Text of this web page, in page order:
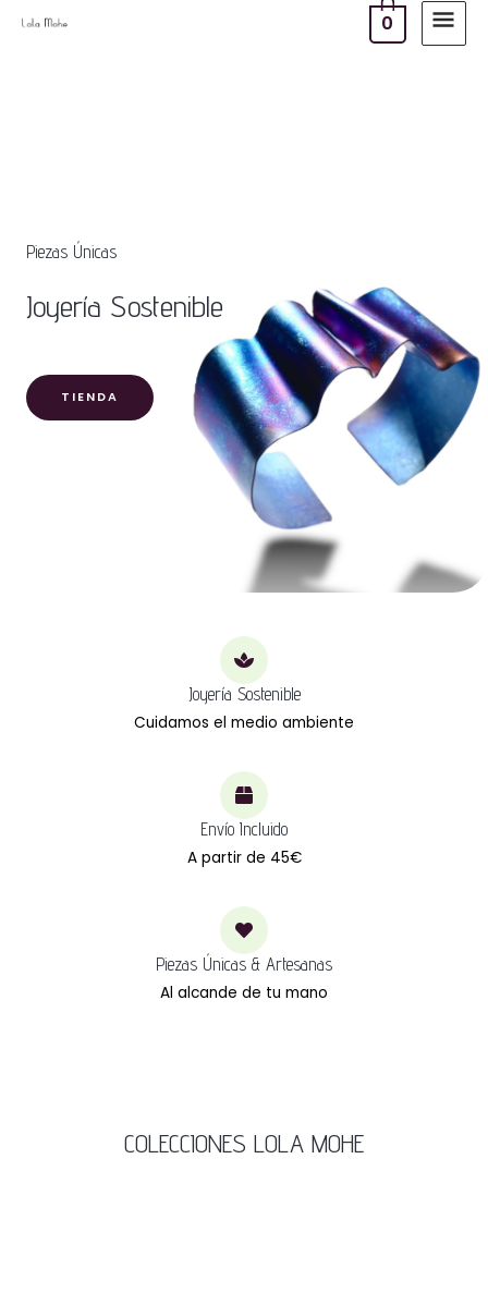
0
Piezas Únicas
Joyería Sostenible
TIENDA
Joyería Sostenible
Cuidamos el medio ambiente
Envío Incluido
A partir de 45€
Piezas Únicas & Artesanas
Al alcande de tu mano
COLECCIONES LOLA MOHE